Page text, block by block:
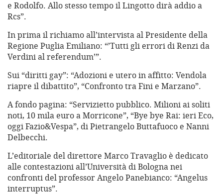
e Rodolfo. Allo stesso tempo il Lingotto dirà addio a
Rcs”.
In prima il richiamo all’intervista al Presidente della
Regione Puglia Emiliano: “’Tutti gli errori di Renzi da
Verdini al referendum’”.
Sui “diritti gay”: “Adozioni e utero in affitto: Vendola
riapre il dibattito”, “Confronto tra Fini e Marzano”.
A fondo pagina: “Servizietto pubblico. Milioni ai soliti
noti, 10 mila euro a Morricone”, “Bye bye Rai: ieri Eco,
oggi Fazio&Vespa”, di Pietrangelo Buttafuoco e Nanni
Delbecchi.
L’editoriale del direttore Marco Travaglio è dedicato
alle contestazioni all’Università di Bologna nei
confronti del professor Angelo Panebianco: “Angelus
interruptus”.